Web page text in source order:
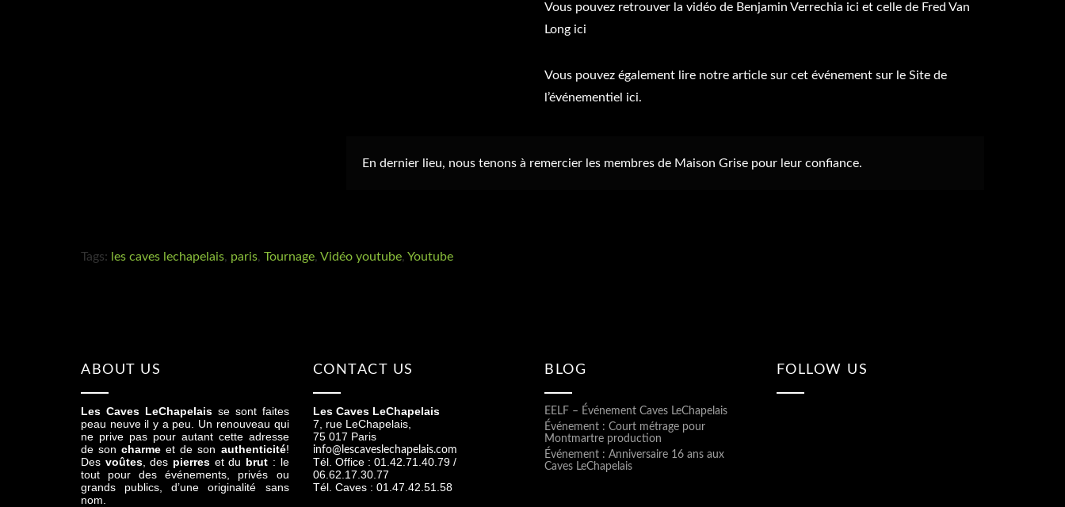
Vous pouvez retrouver la vidéo de Benjamin Verrechia ici et celle de Fred Van
Long ici
Vous pouvez également lire notre article sur cet événement sur le Site de
l’événementiel ici.
En dernier lieu, nous tenons à remercier les membres de Maison Grise pour leur confiance.
Tags: les caves lechapelais, paris, Tournage, Vidéo youtube, Youtube
ABOUT US
Les Caves LeChapelais se sont faites
peau neuve il y a peu. Un renouveau qui
ne prive pas pour autant cette adresse
de son charme et de son authenticité!
Des voûtes, des pierres et du brut : le
tout pour des événements, privés ou
grands publics, d’une originalité sans
nom.
CONTACT US
Les Caves LeChapelais
7, rue LeChapelais,
75 017 Paris
info@lescaveslechapelais.com
Tél. Office : 01.42.71.40.79 /
06.62.17.30.77
Tél. Caves : 01.47.42.51.58
BLOG
EELF – Événement Caves LeChapelais
Événement : Court métrage pour
Montmartre production
Événement : Anniversaire 16 ans aux
Caves LeChapelais
FOLLOW US